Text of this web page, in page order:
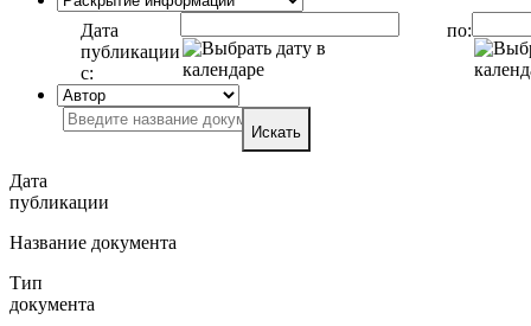
Дата
публикации
с:
по:
Искать
Дата
публикации
Название документа
Тип
документа